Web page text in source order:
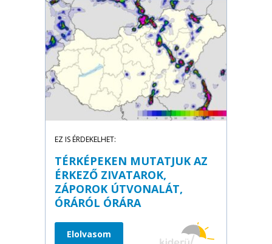
EZ IS ÉRDEKELHET:
TÉRKÉPEKEN MUTATJUK AZ
ÉRKEZŐ ZIVATAROK,
ZÁPOROK ÚTVONALÁT,
ÓRÁRÓL ÓRÁRA
Elolvasom